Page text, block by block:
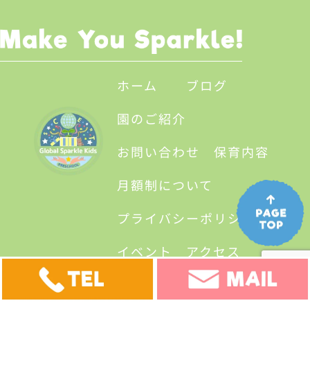
ホーム
ブログ
園のご紹介
お問い合わせ
保育内容
月額制について
プライバシーポリシー
イベント
アクセス